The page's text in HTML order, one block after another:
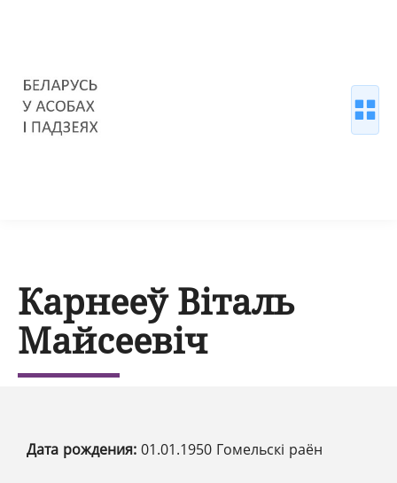
Карнееў Віталь
Майсеевіч
Дата рождения: 01.01.1950 Гомельскі раён